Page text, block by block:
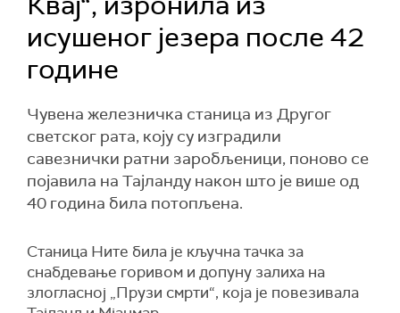
исушеног језера после 42
године
Чувена железничка станица из Другог
светског рата, коју су изградили
савезнички ратни заробљеници, поново се
појавила на Тајланду након што је више од
40 година била потопљена.
Станица Ните била је кључна тачка за
снабдевање горивом и допуну залиха на
злогласној „Прузи смрти“, која је повезивала